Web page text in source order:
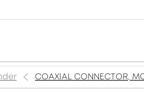
COAXIAL CONNECTOR,